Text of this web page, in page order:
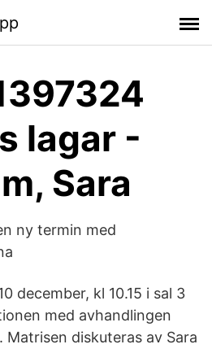
lagar -
Sara
ny termin med
december, kl 10.15 i sal 3
med avhandlingen
Matrisen diskuteras av Sara